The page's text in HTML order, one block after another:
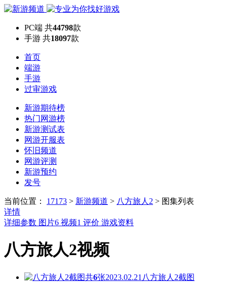
PC端 共44798款
手游 共18097款
首页
端游
手游
过审游戏
新游期待榜
热门网游榜
新游测试表
网游开服表
怀旧频道
网游评测
新游预约
发号
当前位置： 17173 > 新游频道 > 八方旅人2 > 图集列表
详情
详细参数 图片6 视频1 评价 游戏资料
八方旅人2视频
共6张2023.02.21 八方旅人2截图